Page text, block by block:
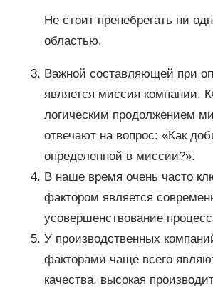
Не стоит пренебрегать ни
областью.
Важной составляющей при
является миссия компании.
логическим продолжением
отвечают на вопрос: «Как
определенной в миссии?».
В наше время очень часто
фактором является
усовершенствование
У производственных
факторами чаще всего
качества, высокая